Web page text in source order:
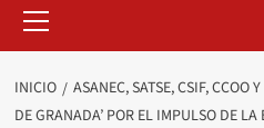
primario
INICIO
ASANEC, SATSE, CSIF, CCOO
DE GRANADA’ POR EL IMPULSO DE